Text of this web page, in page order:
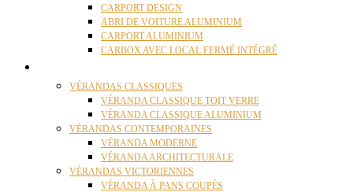
CARPORT DESIGN
ABRI DE VOITURE ALUMINIUM
CARPORT ALUMINIUM
CARBOX AVEC LOCAL FERMÉ INTÉGRÉ
VÉRANDAS CLASSIQUES
VÉRANDA CLASSIQUE TOIT VERRE
VÉRANDA CLASSIQUE ALUMINIUM
VÉRANDAS CONTEMPORAINES
VÉRANDA MODERNE
VÉRANDA ARCHITECTURALE
VÉRANDAS VICTORIENNES
VÉRANDA À PANS COUPÉS